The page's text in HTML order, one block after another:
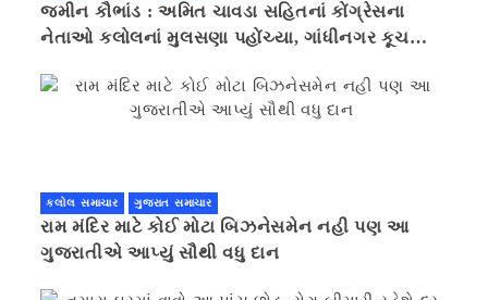
જમીન કૌભાંડ : અમિત ચાવડા સહિતનાં કોંગ્રેસના
નેતાઓ કલોલનાં મુલસણા પહોંચ્યા, ગાંધીનગર કૂચ
કલોલ સમાચાર ગુજરાત સમાચાર
રામ મંદિર માટે કોઈ મોટા બિઝનેસમેન નહી પણ આ
ગુજરાતીએ આપ્યું સૌથી વધુ દાન